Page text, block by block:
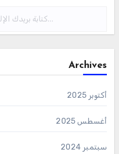
Archives
أكتوبر 2025
أغسطس 2025
سبتمبر 2024